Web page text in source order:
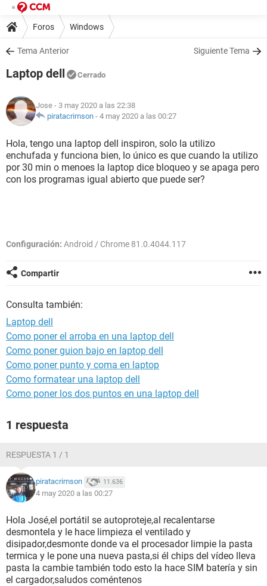
Foros Windows
Tema Anterior Siguiente Tema
Laptop dell Cerrado
Jose - 3 may 2020 a las 22:38
piratacrimson - 4 may 2020 a las 00:27
Hola, tengo una laptop dell inspiron, solo la utilizo
enchufada y funciona bien, lo único es que cuando la utilizo
por 30 min o menoes la laptop dice bloqueo y se apaga pero
con los programas igual abierto que puede ser?
Configuración: Android / Chrome 81.0.4044.117
Compartir
Consulta también:
Laptop dell
Como poner el arroba en una laptop dell
Como poner guion bajo en laptop dell
Como poner punto y coma en laptop
Como formatear una laptop dell
Como poner los dos puntos en una laptop dell
1 respuesta
RESPUESTA 1 / 1
piratacrimson 11.636
4 may 2020 a las 00:27
Hola José,el portátil se autoproteje,al recalentarse
desmontela y le hace limpieza el ventilado y
disipador,desmonte donde va el procesador limpie la pasta
termica y le pone una nueva pasta,si él chips del vídeo lleva
pasta la cambie también todo esto la hace SIM batería y sin
el cargador,saludos coméntenos